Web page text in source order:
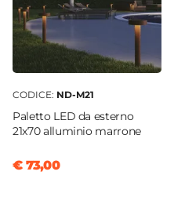
CODICE: ND-M21
Paletto LED da esterno
21x70 alluminio marrone
€ 73,00